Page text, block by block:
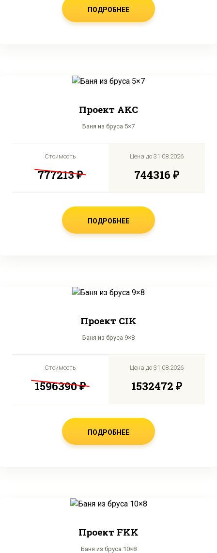
ПОДРОБНЕЕ
Проект AKC
Баня из бруса 5×7
Стоимость
777213 ₽
Цена до 31.08.2026
744316 ₽
ПОДРОБНЕЕ
Проект CIK
Баня из бруса 9×8
Стоимость
1596390 ₽
Цена до 31.08.2026
1532472 ₽
ПОДРОБНЕЕ
Проект FKK
Баня из бруса 10×8